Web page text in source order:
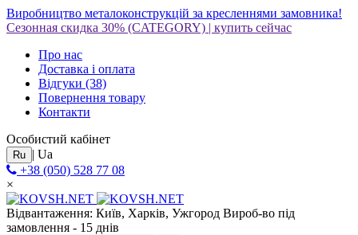
Виробництво металоконструкцій за кресленнями замовника!
Сезонная скидка 30% (CATEGORY) | купить сейчас
Про нас
Доставка і оплата
Відгуки (38)
Повернення товару
Контакти
Особистий кабінет
Ru | Ua
+38 (050) 528 77 08
×
Відвантаження: Київ, Харків, Ужгород Вироб-во під
замовлення - 15 днів